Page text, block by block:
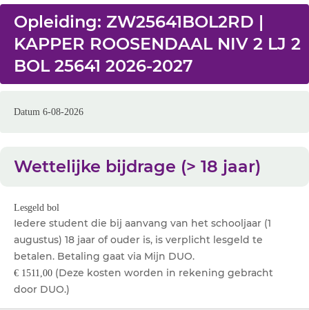
Opleiding: ZW25641BOL2RD |
KAPPER ROOSENDAAL NIV 2 LJ 2
BOL 25641 2026-2027
Datum 6-08-2026
Wettelijke bijdrage (> 18 jaar)
Lesgeld bol
Iedere student die bij aanvang van het schooljaar (1
augustus) 18 jaar of ouder is, is verplicht lesgeld te
betalen. Betaling gaat via Mijn DUO.
€ 1511,00 (Deze kosten worden in rekening gebracht
door DUO.)